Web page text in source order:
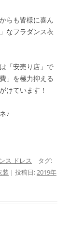
らも皆様に喜ん
なフラダンス衣
「安売り店」で
」を極力抑える
けています！
♪
ス ドレス | タグ:
装 | 投稿日:2019年